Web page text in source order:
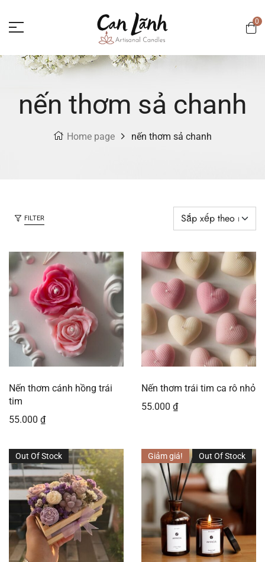
0
nến thơm sả chanh
Home page nến thơm sả chanh
FILTER
Nến thơm cánh hồng trái
tim
55.000 ₫
Nến thơm trái tim ca rô nhỏ
55.000 ₫
Out Of Stock Giảm giá! Out Of Stock